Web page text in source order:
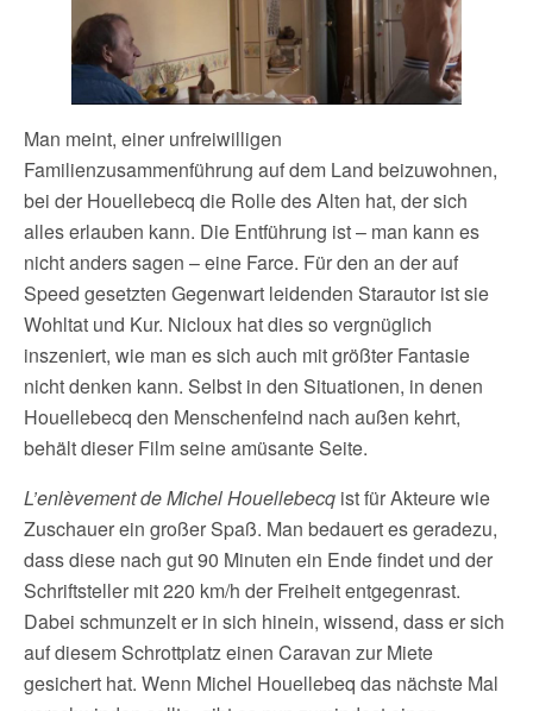
Man meint, einer unfreiwilligen
Familienzusammenführung auf dem Land beizuwohnen,
bei der Houellebecq die Rolle des Alten hat, der sich
alles erlauben kann. Die Entführung ist – man kann es
nicht anders sagen – eine Farce. Für den an der auf
Speed gesetzten Gegenwart leidenden Starautor ist sie
Wohltat und Kur. Nicloux hat dies so vergnüglich
inszeniert, wie man es sich auch mit größter Fantasie
nicht denken kann. Selbst in den Situationen, in denen
Houellebecq den Menschenfeind nach außen kehrt,
behält dieser Film seine amüsante Seite.
L’enlèvement de Michel Houellebecq ist für Akteure wie
Zuschauer ein großer Spaß. Man bedauert es geradezu,
dass diese nach gut 90 Minuten ein Ende findet und der
Schriftsteller mit 220 km/h der Freiheit entgegenrast.
Dabei schmunzelt er in sich hinein, wissend, dass er sich
auf diesem Schrottplatz einen Caravan zur Miete
gesichert hat. Wenn Michel Houellebeq das nächste Mal